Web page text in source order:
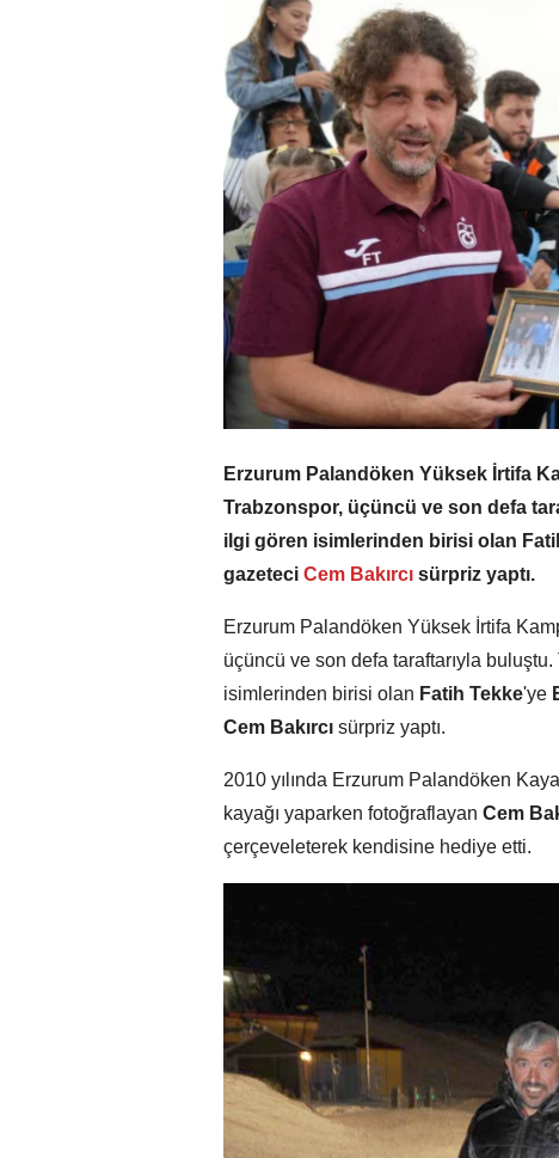
Erzurum Palandöken Yüksek İrtifa
Trabzonspor, üçüncü ve son defa
ilgi gören isimlerinden birisi olan
gazeteci Cem Bakırcı sürpriz yaptı.
Erzurum Palandöken Yüksek İrtifa
üçüncü ve son defa taraftarıyla
isimlerinden birisi olan Fatih Tekke'ye
Cem Bakırcı sürpriz yaptı.
2010 yılında Erzurum Palandöken
kayağı yaparken fotoğraflayan Cem
çerçeveleterek kendisine hediye etti.